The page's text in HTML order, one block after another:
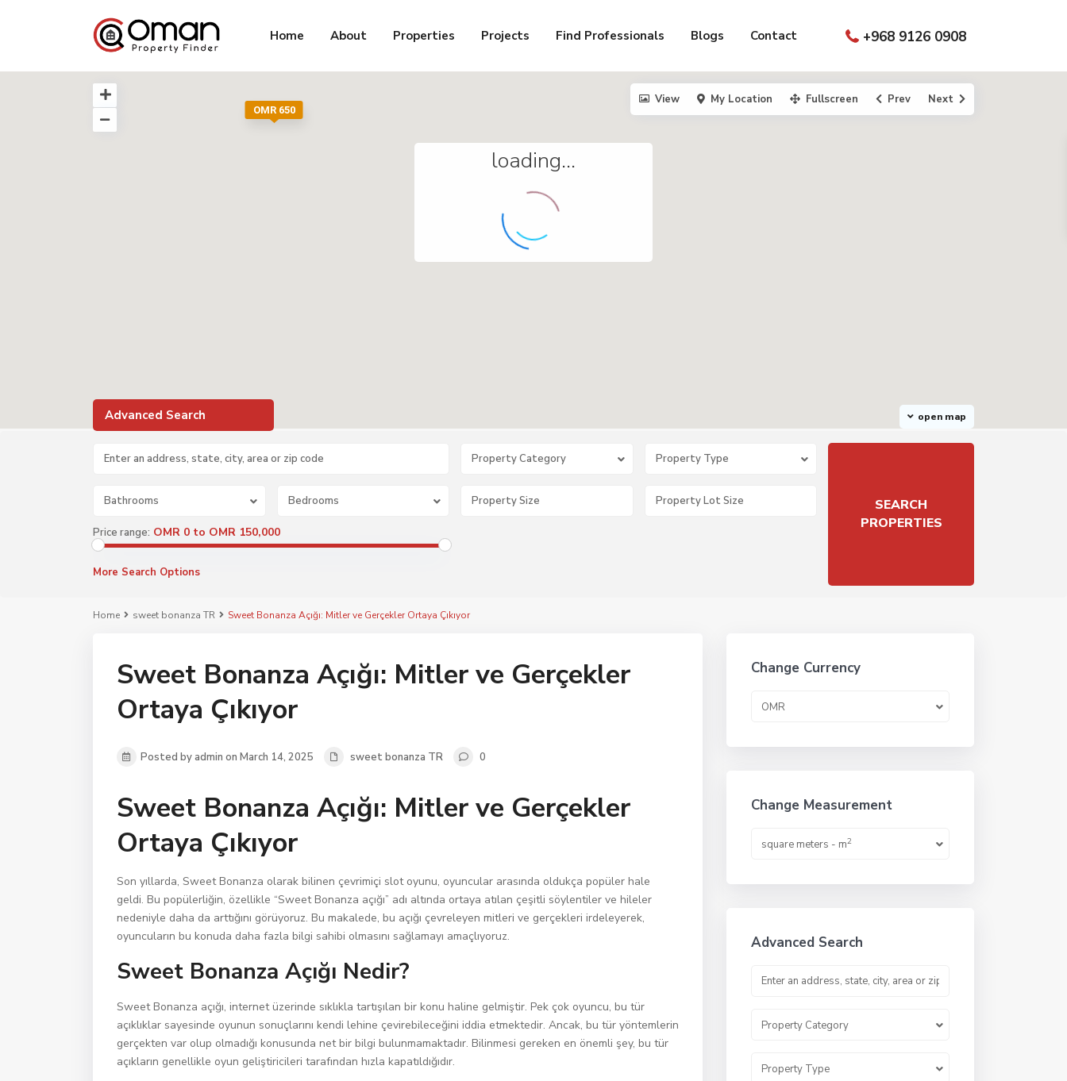
+968 9126 0908
Home About Properties Projects Find Professionals Blogs Contact
OMR 650
loading...
open map
View My Location Fullscreen Prev Next
Advanced Search
Property Category Property Type
Bathrooms Bedrooms
Price range: OMR 0 to OMR 150,000
More Search Options
Home sweet bonanza TR Sweet Bonanza Açığı: Mitler ve Gerçekler Ortaya Çıkıyor
Sweet Bonanza Açığı: Mitler ve Gerçekler
Ortaya Çıkıyor
Posted by admin on March 14, 2025 sweet bonanza TR 0
Sweet Bonanza Açığı: Mitler ve Gerçekler
Ortaya Çıkıyor
Son yıllarda, Sweet Bonanza olarak bilinen çevrimiçi slot oyunu, oyuncular arasında oldukça popüler hale
geldi. Bu popülerliğin, özellikle “Sweet Bonanza açığı” adı altında ortaya atılan çeşitli söylentiler ve hileler
nedeniyle daha da arttığını görüyoruz. Bu makalede, bu açığı çevreleyen mitleri ve gerçekleri irdeleyerek,
oyuncuların bu konuda daha fazla bilgi sahibi olmasını sağlamayı amaçlıyoruz.
Sweet Bonanza Açığı Nedir?
Sweet Bonanza açığı, internet üzerinde sıklıkla tartışılan bir konu haline gelmiştir. Pek çok oyuncu, bu tür
açıklıklar sayesinde oyunun sonuçlarını kendi lehine çevirebileceğini iddia etmektedir. Ancak, bu tür yöntemlerin
gerçekten var olup olmadığı konusunda net bir bilgi bulunmamaktadır. Bilinmesi gereken en önemli şey, bu tür
açıkların genellikle oyun geliştiricileri tarafından hızla kapatıldığıdır.
Change Currency
OMR
Change Measurement
square meters - m2
Advanced Search
Property Category
Property Type